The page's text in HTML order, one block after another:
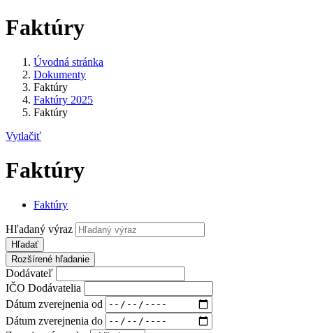
Faktúry
Úvodná stránka
Dokumenty
Faktúry
Faktúry 2025
Faktúry
Vytlačiť
Faktúry
Faktúry
Hľadaný výraz
Hľadať
Rozšírené hľadanie
Dodávateľ
IČO Dodávatelia
Dátum zverejnenia od
Dátum zverejnenia do